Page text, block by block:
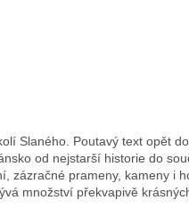
Slaného. Poutavý text opět
od nejstarší historie do
zázračné prameny, kameny i
množství překvapivě